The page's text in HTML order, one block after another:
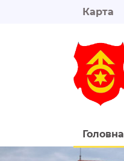
Карта
Головна